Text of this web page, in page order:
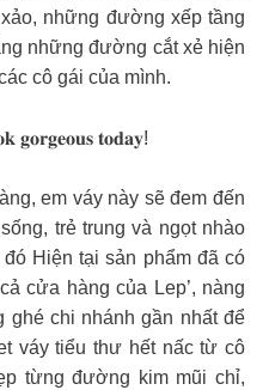
những đường xếp tầng
những đường cắt xẻ hiện
cô gái của mình.
𝐠𝐨𝐫𝐠𝐞𝐨𝐮𝐬 𝐭𝐨𝐝𝐚𝐲!
em váy này sẽ đem đến
trẻ trung và ngọt nhào
Hiện tại sản phẩm đã có
cửa hàng của Lep’, nàng
chi nhánh gần nhất để
váy tiểu thư hết nấc từ cô
từng đường kim mũi chỉ,